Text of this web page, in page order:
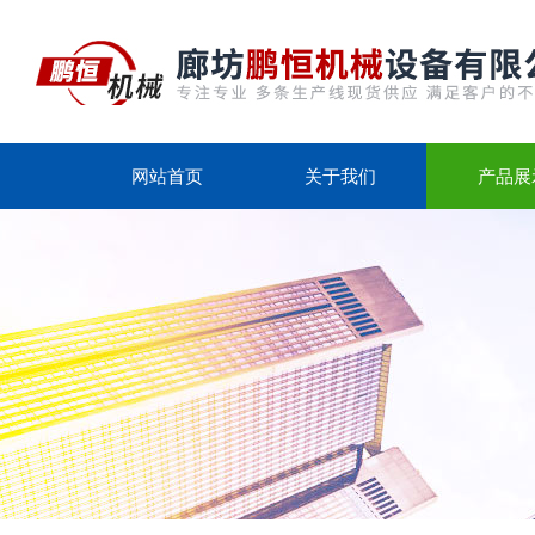
网站首页 关于我们 产品